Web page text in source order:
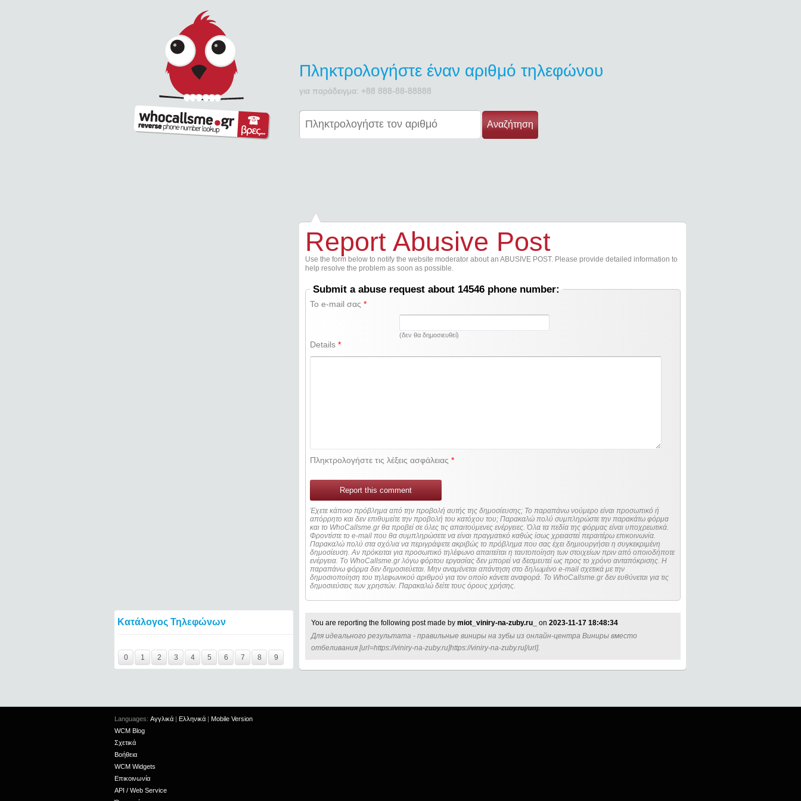
Πληκτρολογήστε έναν αριθμό τηλεφώνου
για παράδειγμα: +88 888-88-88888
Αναζήτηση
Κατάλογος Τηλεφώνων
0
1 2 3 4 5 6 7 8 9
Report Abusive Post
Use the form below to notify the website moderator about an ABUSIVE POST. Please provide detailed information to
help resolve the problem as soon as possible.
Submit a abuse request about 14546 phone number:
Το e-mail σας*
(δεν θα δημοσιευθεί)
Details*
Πληκτρολογήστε τις λέξεις ασφάλειας*
Report this comment
Έχετε κάποιο πρόβλημα από την προβολή αυτής της δημοσίευσης; Το παραπάνω νούμερο είναι προσωπικό ή
απόρρητο και δεν επιθυμείτε την προβολή του κατόχου του; Παρακαλώ πολύ συμπληρώστε την παρακάτω φόρμα
και το WhoCallsme.gr θα προβεί σε όλες τις απαιτούμενες ενέργειες. Όλα τα πεδία της φόρμας είναι υποχρεωτικά.
Φροντίστε το e-mail που θα συμπληρώσετε να είναι πραγματικό καθώς ίσως χρειαστεί περαιτέρω επικοινωνία.
Παρακαλώ πολύ στα σχόλια να περιγράψετε ακριβώς το πρόβλημα που σας έχει δημιουργήσει η συγκεκριμένη
δημοσίευση. Αν πρόκειται για προσωπικό τηλέφωνο απαιτείται η ταυτοποίηση των στοιχείων πριν από οποιοδήποτε
ενέργεια. Τo WhoCallsme.gr λόγω φόρτου εργασίας δεν μπορεί να δεσμευτεί ως προς το χρόνο ανταπόκρισης. Η
παραπάνω φόρμα δεν δημοσιεύεται. Μην αναμένεται απάντηση στο δηλωμένο e-mail σχετικά με την
δημοσιοποίηση του τηλεφωνικού αριθμού για τον οποίο κάνετε αναφορά. Το WhoCallsme.gr δεν ευθύνεται για τις
δημοσιεύσεις των χρηστών. Παρακαλώ δείτε τους όρους χρήσης.
You are reporting the following post made by miot_viniry-na-zuby.ru_ on 2023-11-17 18:48:34
Для идеального результата - правильные виниры на зубы из онлайн-центра Виниры вместо
отбеливания [url=https://viniry-na-zuby.ru]https://viniry-na-zuby.ru[/url].
Languages: Αγγλικά | Ελληνικά | Mobile Version
WCM Blog
Σχετικά
Βοήθεια
WCM Widgets
Επικοινωνία
API / Web Service